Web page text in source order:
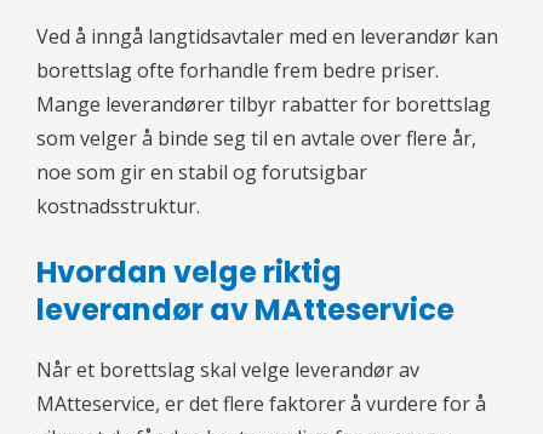
Ved å inngå langtidsavtaler med en leverandør kan
borettslag ofte forhandle frem bedre priser.
Mange leverandører tilbyr rabatter for borettslag
som velger å binde seg til en avtale over flere år,
noe som gir en stabil og forutsigbar
kostnadsstruktur.
Hvordan velge riktig
leverandør av MAtteservice
Når et borettslag skal velge leverandør av
MAtteservice, er det flere faktorer å vurdere for å